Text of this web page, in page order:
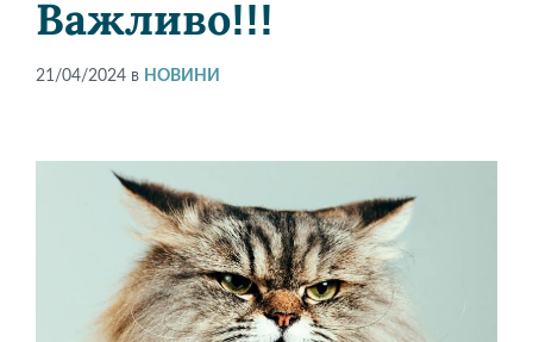
Важливо!!!
21/04/2024 в НОВИНИ